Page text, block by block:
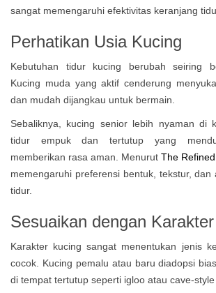
sangat memengaruhi efektivitas keranjang
Perhatikan Usia Kucing
Kebutuhan tidur kucing berubah seiring
Kucing muda yang aktif cenderung
dan mudah dijangkau untuk bermain.
Sebaliknya, kucing senior lebih nyaman di
tidur empuk dan tertutup yang
memberikan rasa aman. Menurut The
memengaruhi preferensi bentuk, tekstur, dan
tidur.
Sesuaikan dengan
Karakter kucing sangat menentukan jenis
cocok. Kucing pemalu atau baru diadopsi
di tempat tertutup seperti igloo atau cave-style